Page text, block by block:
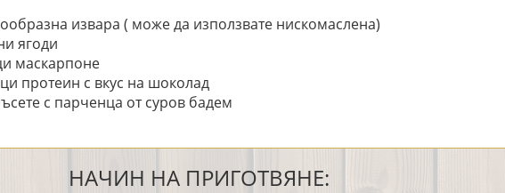
извара ( може да използвате нискомаслена)
ягоди
маскарпоне
протеин с вкус на шоколад
с парченца от суров бадем
НАЧИН НА ПРИГОТВЯНЕ: